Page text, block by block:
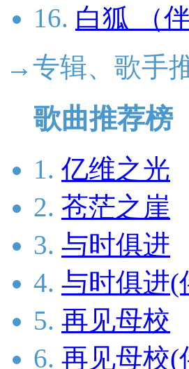
16. 白狐 （伴
→专辑、歌手
歌曲推荐榜
1. 亿维之光
2. 苍茫之崖
3. 与时俱进
4. 与时俱进(
5. 再见母校
6. 再见母校(